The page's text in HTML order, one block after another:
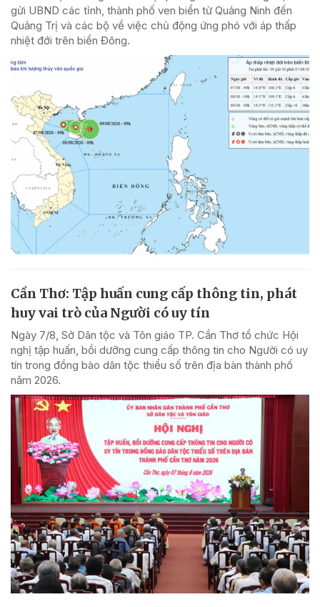
gửi UBND các tỉnh, thành phố ven biển từ Quảng Ninh đến
Quảng Trị và các bộ về việc chủ động ứng phó với áp thấp
nhiệt đới trên biển Đông.
Cần Thơ: Tập huấn cung cấp thông tin, phát
huy vai trò của Người có uy tín
Ngày 7/8, Sở Dân tộc và Tôn giáo TP. Cần Thơ tổ chức Hội
nghị tập huấn, bồi dưỡng cung cấp thông tin cho Người có uy
tín trong đồng bào dân tộc thiểu số trên địa bàn thành phố
năm 2026.